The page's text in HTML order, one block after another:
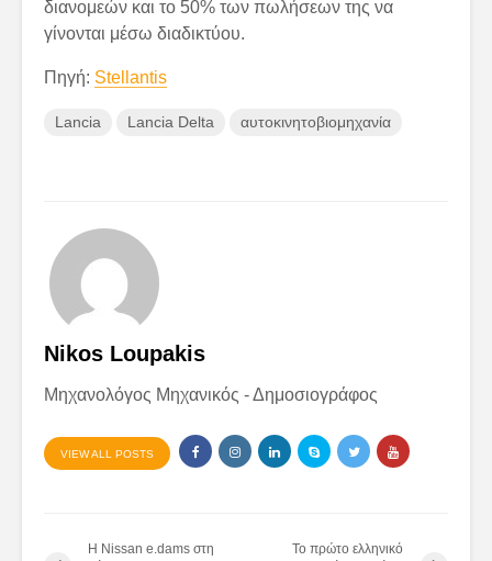
διανομεών και το 50% των πωλήσεων της να
γίνονται μέσω διαδικτύου.
Πηγή: Stellantis
Lancia Lancia Delta αυτοκινητοβιομηχανία
Nikos Loupakis
Μηχανολόγος Μηχανικός - Δημοσιογράφος
VIEW ALL POSTS
H Nissan e.dams στη
Το πρώτο ελληνικό